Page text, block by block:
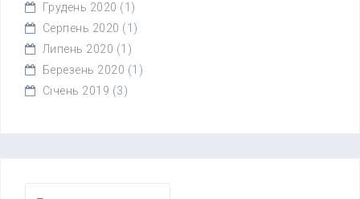
Грудень 2020 (1)
Серпень 2020 (1)
Липень 2020 (1)
Березень 2020 (1)
Січень 2019 (3)